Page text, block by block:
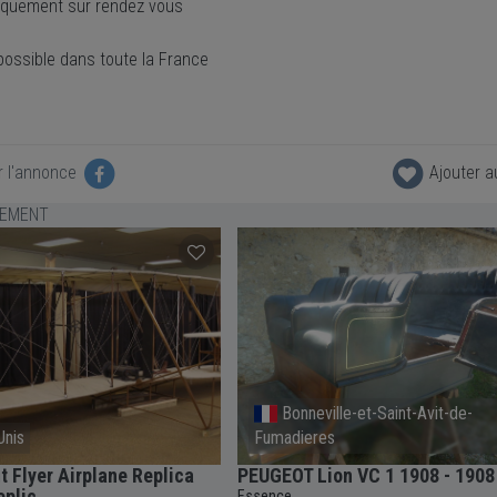
sur rendez vous
dans toute la France
l'annonce
Ajouter
Flyer Airplane Replica
Bonneville-et-Saint-Avit-de-
Fumadieres
PEUGEOT Lion VC 1 1908 - 1908